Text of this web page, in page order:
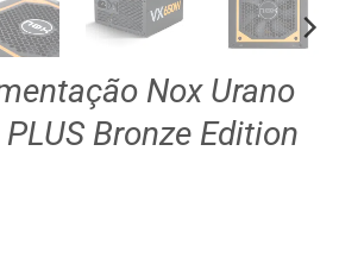
Nox Urano
Bronze Edition